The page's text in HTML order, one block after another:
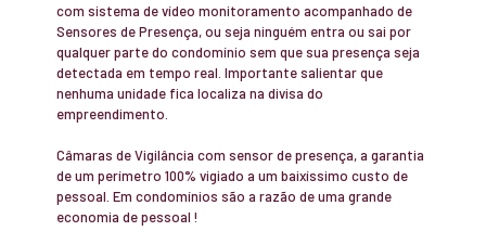
com sistema de vídeo monitoramento acompanhado de
Sensores de Presença, ou seja ninguém entra ou sai por
qualquer parte do condomínio sem que sua presença seja
detectada em tempo real. Importante salientar que
nenhuma unidade fica localiza na divisa do
empreendimento.
Câmaras de Vigilância com sensor de presença, a garantia
de um perímetro 100% vigiado a um baixíssimo custo de
pessoal. Em condomínios são a razão de uma grande
economia de pessoal !